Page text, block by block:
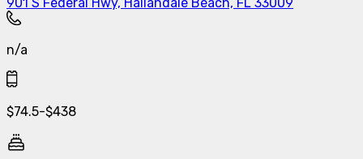
n/a
$74.5-$438